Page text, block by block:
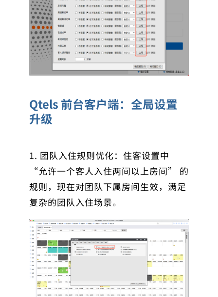
Qtels 前台客户端：全局设置
升级
1. 团队入住规则优化：住客设置中
“允许一个客人入住两间以上房间” 的
规则，现在对团队下属房间生效，满足
复杂的团队入住场景。